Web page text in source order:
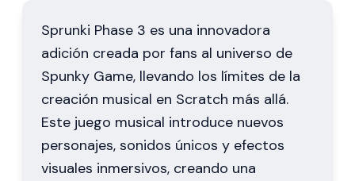
Sprunki Phase 3 es una innovadora
adición creada por fans al universo de
Spunky Game, llevando los límites de la
creación musical en Scratch más allá.
Este juego musical introduce nuevos
personajes, sonidos únicos y efectos
visuales inmersivos, creando una